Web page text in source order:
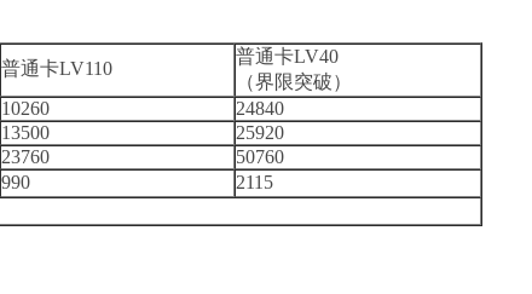
普通卡LV110
普通卡LV40
（界限突破）
10260
24840
13500
25920
23760
50760
990 2115